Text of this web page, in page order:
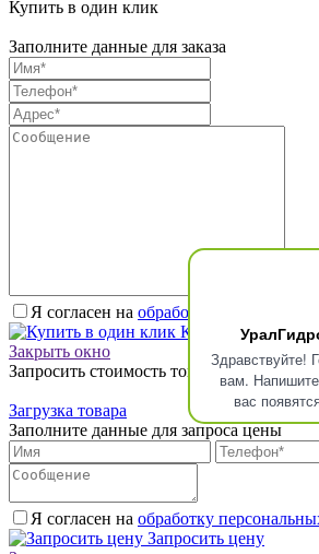
Здравствуйте!
вам.
вас
Купить в один клик
Заполните данные для заказа
Я согласен на обработку
Купить в один
Закрыть окно
Запросить стоимость товара
Загрузка товара
Заполните данные для запроса цены
Я согласен на обработку
Запросить цену